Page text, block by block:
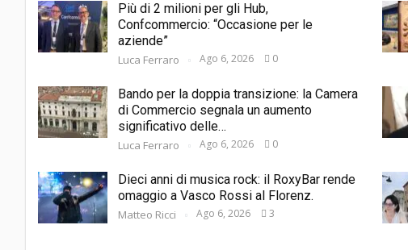
Più di 2 milioni per gli Hub,
Confcommercio: “Occasione per le
aziende”
Luca Ferraro Ago 6, 2026 0
Bando per la doppia transizione: la Camera
di Commercio segnala un aumento
significativo delle…
Luca Ferraro Ago 6, 2026 0
Dieci anni di musica rock: il RoxyBar rende
omaggio a Vasco Rossi al Florenz.
Matteo Ricci Ago 6, 2026 3